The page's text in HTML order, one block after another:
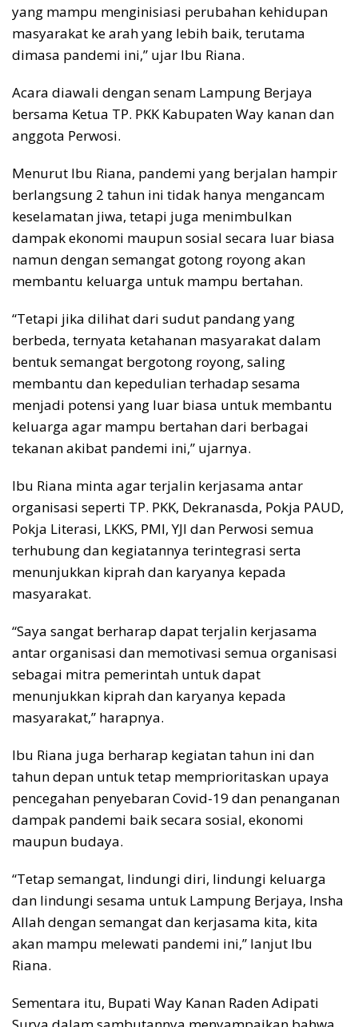
yang mampu menginisiasi perubahan kehidupan
masyarakat ke arah yang lebih baik, terutama
dimasa pandemi ini,” ujar Ibu Riana.
Acara diawali dengan senam Lampung Berjaya
bersama Ketua TP. PKK Kabupaten Way kanan dan
anggota Perwosi.
Menurut Ibu Riana, pandemi yang berjalan hampir
berlangsung 2 tahun ini tidak hanya mengancam
keselamatan jiwa, tetapi juga menimbulkan
dampak ekonomi maupun sosial secara luar biasa
namun dengan semangat gotong royong akan
membantu keluarga untuk mampu bertahan.
“Tetapi jika dilihat dari sudut pandang yang
berbeda, ternyata ketahanan masyarakat dalam
bentuk semangat bergotong royong, saling
membantu dan kepedulian terhadap sesama
menjadi potensi yang luar biasa untuk membantu
keluarga agar mampu bertahan dari berbagai
tekanan akibat pandemi ini,” ujarnya.
Ibu Riana minta agar terjalin kerjasama antar
organisasi seperti TP. PKK, Dekranasda, Pokja PAUD,
Pokja Literasi, LKKS, PMI, YJI dan Perwosi semua
terhubung dan kegiatannya terintegrasi serta
menunjukkan kiprah dan karyanya kepada
masyarakat.
“Saya sangat berharap dapat terjalin kerjasama
antar organisasi dan memotivasi semua organisasi
sebagai mitra pemerintah untuk dapat
menunjukkan kiprah dan karyanya kepada
masyarakat,” harapnya.
Ibu Riana juga berharap kegiatan tahun ini dan
tahun depan untuk tetap memprioritaskan upaya
pencegahan penyebaran Covid-19 dan penanganan
dampak pandemi baik secara sosial, ekonomi
maupun budaya.
“Tetap semangat, lindungi diri, lindungi keluarga
dan lindungi sesama untuk Lampung Berjaya, Insha
Allah dengan semangat dan kerjasama kita, kita
akan mampu melewati pandemi ini,” lanjut Ibu
Riana.
Sementara itu, Bupati Way Kanan Raden Adipati